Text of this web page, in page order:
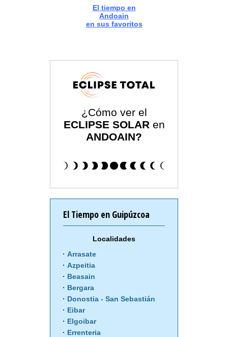
El tiempo en
Andoain
en sus favoritos
¿Cómo ver el
ECLIPSE SOLAR en
ANDOAIN?
El Tiempo en Guipúzcoa
Localidades
Arrasate
Azpeitia
Beasain
Bergara
Donostia - San Sebastián
Eibar
Elgoibar
Errenteria